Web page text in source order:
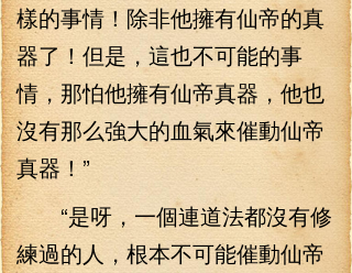
樣的事情！除非他擁有仙帝的真
器了！但是，這也不可能的事
情，那怕他擁有仙帝真器，他也
沒有那么強大的血氣來催動仙帝
真器！”
“是呀，一個連道法都沒有修
練過的人，根本不可能催動仙帝